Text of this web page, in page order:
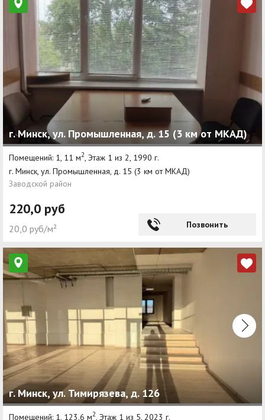
г. Минск, ул. Промышленная, д. 15 (3 км от МКАД)
Помещений: 1, 11 м2 , Этаж 1 из 2, 1990 г.
г. Минск, ул. Промышленная, д. 15 (3 км от МКАД)
Заводской район
220,0 руб
20,0 руб/м² Позвонить
г. Минск, ул. Тимирязева, д. 126
Помещений: 1, 123.6 м2, Этаж 1 из 5, 2023 г.